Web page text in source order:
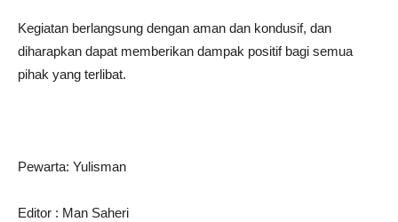
Kegiatan berlangsung dengan aman dan kondusif, dan
diharapkan dapat memberikan dampak positif bagi semua
pihak yang terlibat.
Pewarta: Yulisman
Editor : Man Saheri